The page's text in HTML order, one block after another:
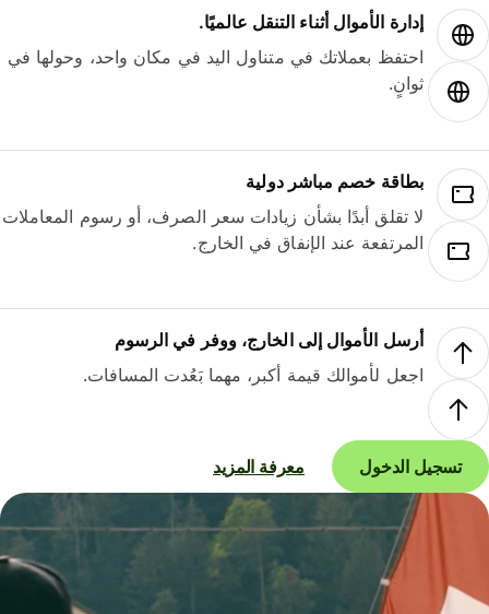
إدارة الأموال أثناء التنقل عالميًا.
احتفظ بعملاتك في متناول اليد في مكان واحد، وحولها في
ثوانٍ.
بطاقة خصم مباشر دولية
لا تقلق أبدًا بشأن زيادات سعر الصرف، أو رسوم المعاملات
المرتفعة عند الإنفاق في الخارج.
أرسل الأموال إلى الخارج، ووفر في الرسوم
اجعل لأموالك قيمة أكبر، مهما بَعُدت المسافات.
تسجيل الدخول معرفة المزيد